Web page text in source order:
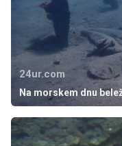
24ur.com
Na morskem dnu